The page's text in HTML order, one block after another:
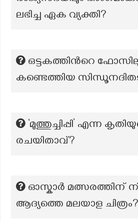
ലഭിച്ച ഏക വ്യക്തി?
ഒട്ടകത്തിന്‍റെ
കണ്ടെത്തിയ സിന്ധൂനദിതട
‘മുത്തുച്ചിപ്പി’ എന്ന
രചയിതാവ്?
ഓസ്കാര്‍ മത്സരത്തിന്
ആദ്യത്തെ മലയാള ചിത്രം?